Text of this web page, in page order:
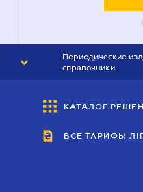
Периодические
справочники
ВЕСТНИК МСФО
КАТАЛОГ
ВСЕ ТАРИФЫ